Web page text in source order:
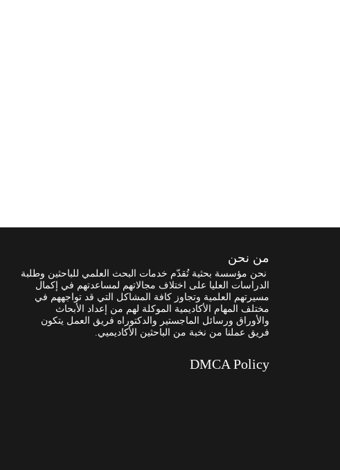
من نحن
نحن مؤسسة بحثية تُقدّم خدمات البحث العلمي للباحثين وطلبة
الدراسات العليا على اختلاف مجالاتهم لمساعدتهم في إكمال
مسيرتهم العلمية وتجاوز كافة المشاكل التي قد تواجههم في
مختلف المهام الأكاديمية الموكلة لهم من إعداد الأبحاث
والأوراق ورسائل الماجستير والدكتوراه فريق العمل يتكون
فريق عملنا من نخبة من الباحثين الأكاديميي.
DMCA Policy